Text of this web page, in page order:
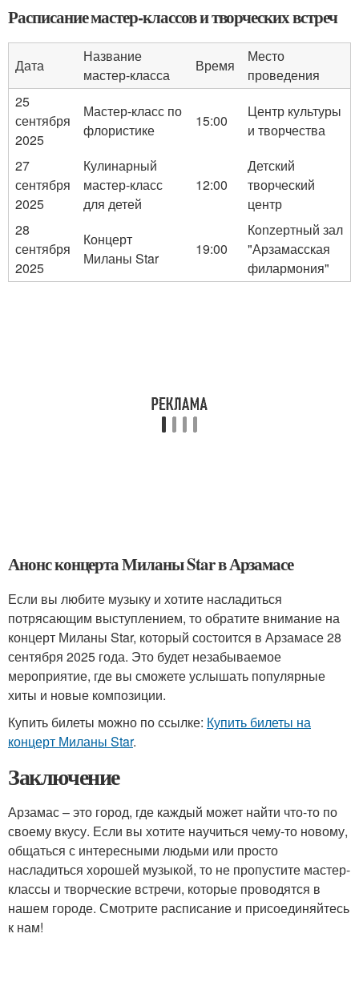
Расписание мастер-классов и творческих встреч
Дата
Название
мастер-класса
Время
Место
проведения
25
сентября
2025
Мастер-класс по
флористике
15:00
Центр культуры
и творчества
27
сентября
2025
Кулинарный
мастер-класс
для детей
12:00
Детский
творческий
центр
28
сентября
2025
Концерт
Миланы Star
19:00
Кonzертный зал
"Арзамасская
филармония"
Анонс концерта Миланы Star в Арзамасе
Если вы любите музыку и хотите насладиться
потрясающим выступлением, то обратите внимание на
концерт Миланы Star, который состоится в Арзамасе 28
сентября 2025 года. Это будет незабываемое
мероприятие, где вы сможете услышать популярные
хиты и новые композиции.
Купить билеты можно по ссылке: Купить билеты на
концерт Миланы Star.
Заключение
Арзамас – это город, где каждый может найти что-то по
своему вкусу. Если вы хотите научиться чему-то новому,
общаться с интересными людьми или просто
насладиться хорошей музыкой, то не пропустите мастер-
классы и творческие встречи, которые проводятся в
нашем городе. Смотрите расписание и присоединяйтесь
к нам!